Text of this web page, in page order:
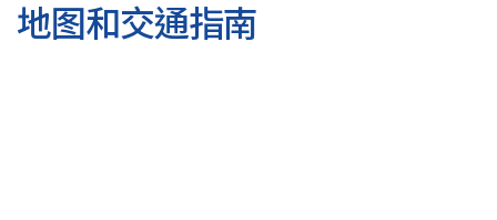
院地图和交通指南